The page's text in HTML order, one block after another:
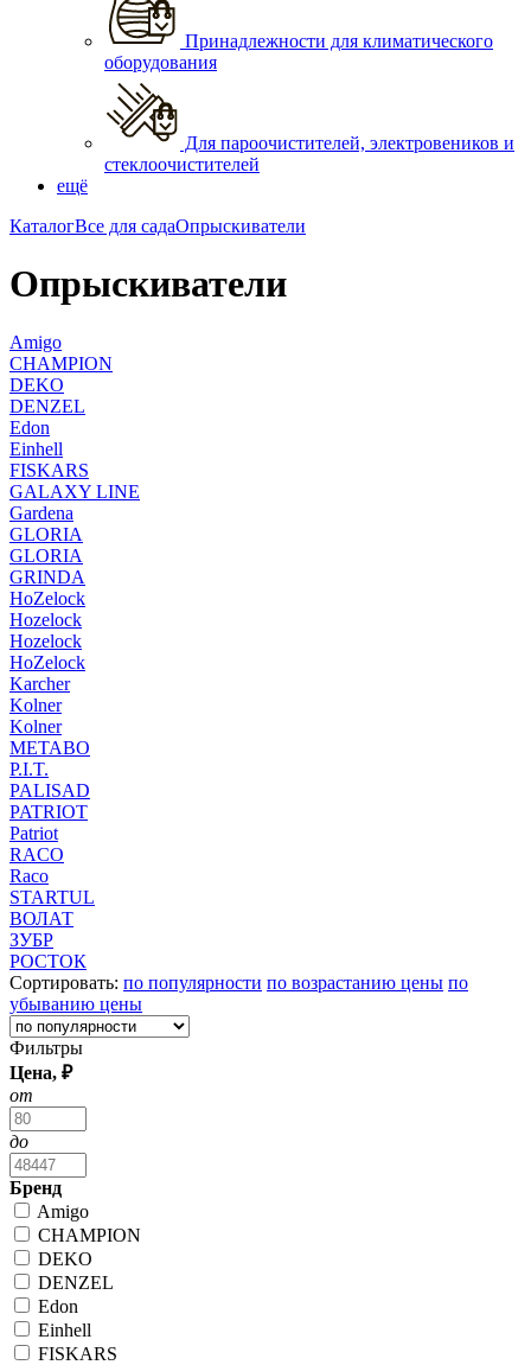
Принадлежности для климатического
оборудования
Для пароочистителей, электровеников и
стеклоочистителей
ещё
КаталогВсе для садаОпрыскиватели
Опрыскиватели
Amigo
CHAMPION
DEKO
DENZEL
Edon
Einhell
FISKARS
GALAXY LINE
Gardena
GLORIA
GLORIA
GRINDA
HoZelock
Hozelock
Hozelock
HoZelock
Karcher
Kolner
Kolner
METABO
P.I.T.
PALISAD
PATRIOT
Patriot
RACO
Raco
STARTUL
ВОЛАТ
ЗУБР
РОСТОК
Сортировать: по популярности по возрастанию цены по
убыванию цены
Фильтры
Цена, ₽
от
до
Бренд
Amigo
CHAMPION
DEKO
DENZEL
Edon
Einhell
FISKARS